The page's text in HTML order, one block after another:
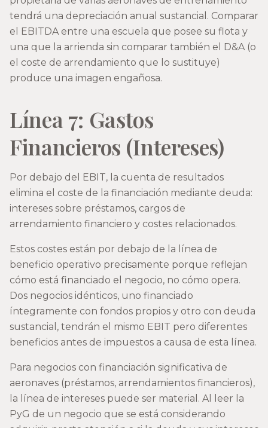
tendrá una depreciación anual sustancial. Comparar
el EBITDA entre una escuela que posee su flota y
una que la arrienda sin comparar también el D&A (o
el coste de arrendamiento que lo sustituye)
produce una imagen engañosa.
Línea 7: Gastos
Financieros (Intereses)
Por debajo del EBIT, la cuenta de resultados
elimina el coste de la financiación mediante deuda:
intereses sobre préstamos, cargos de
arrendamiento financiero y costes relacionados.
Estos costes están por debajo de la línea de
beneficio operativo precisamente porque reflejan
cómo está financiado el negocio, no cómo opera.
Dos negocios idénticos, uno financiado
íntegramente con fondos propios y otro con deuda
sustancial, tendrán el mismo EBIT pero diferentes
beneficios antes de impuestos a causa de esta línea.
Para negocios con financiación significativa de
aeronaves (préstamos, arrendamientos financieros),
la línea de intereses puede ser material. Al leer la
PyG de un negocio que se está considerando